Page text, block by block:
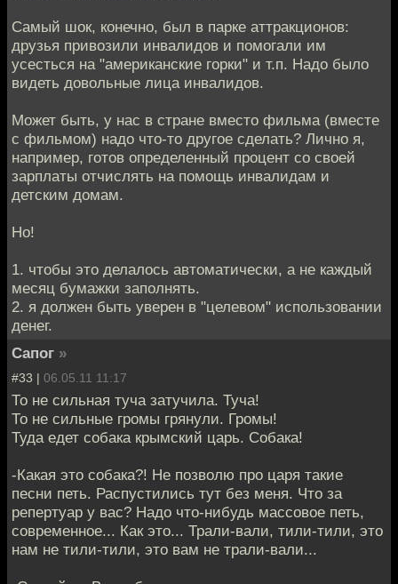
Самый шок, конечно, был в парке аттракционов:
друзья привозили инвалидов и помогали им
усесться на "американские горки" и т.п. Надо было
видеть довольные лица инвалидов.
Может быть, у нас в стране вместо фильма (вместе
с фильмом) надо что-то другое сделать? Лично я,
например, готов определенный процент со своей
зарплаты отчислять на помощь инвалидам и
детским домам.
Но!
1. чтобы это делалось автоматически, а не каждый
месяц бумажки заполнять.
2. я должен быть уверен в "целевом" использовании
денег.
Сапог »
#33 | 06.05.11 11:17
То не сильная туча затучила. Туча!
То не сильные громы грянули. Громы!
Туда едет собака крымский царь. Собака!
-Какая это собака?! Не позволю про царя такие
песни петь. Распустились тут без меня. Что за
репертуар у вас? Надо что-нибудь массовое петь,
современное... Как это... Трали-вали, тили-тили, это
нам не тили-тили, это вам не трали-вали...